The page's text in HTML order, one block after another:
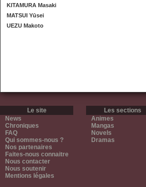
KITAMURA Masaki
MATSUI Yūsei
UEZU Makoto
Le site
News
Chroniques
FAQ
Qui sommes-nous ?
Nos partenaires
Faites-nous connaitre
Nous contacter
Nous soutenir
Mentions légales
Les sections
Animes
Mangas
Novels
Dramas